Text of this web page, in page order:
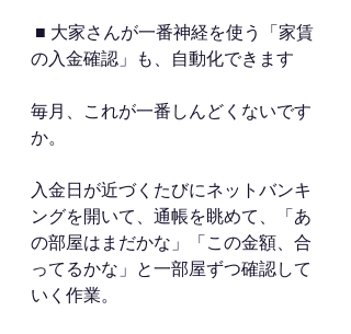
の入金確認」も、自動化できます
毎月、これが一番しんどくないです
か。
入金日が近づくたびにネットバンキ
ングを開いて、通帳を眺めて、「あ
の部屋はまだかな」「この金額、合
ってるかな」と一部屋ずつ確認して
いく作業。